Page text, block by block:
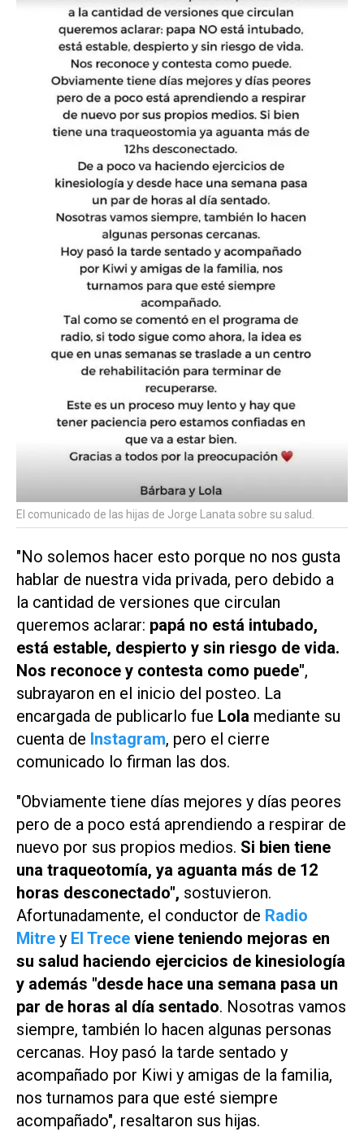
El comunicado de las hijas de Jorge Lanata sobre su salud.
"No solemos hacer esto porque no nos gusta
hablar de nuestra vida privada, pero debido a
la cantidad de versiones que circulan
queremos aclarar: papá no está intubado,
está estable, despierto y sin riesgo de vida.
Nos reconoce y contesta como puede",
subrayaron en el inicio del posteo. La
encargada de publicarlo fue Lola mediante su
cuenta de Instagram, pero el cierre
comunicado lo firman las dos.
"Obviamente tiene días mejores y días peores
pero de a poco está aprendiendo a respirar de
nuevo por sus propios medios. Si bien tiene
una traqueotomía, ya aguanta más de 12
horas desconectado", sostuvieron.
Afortunadamente, el conductor de Radio
Mitre y El Trece viene teniendo mejoras en
su salud haciendo ejercicios de kinesiología
y además "desde hace una semana pasa un
par de horas al día sentado. Nosotras vamos
siempre, también lo hacen algunas personas
cercanas. Hoy pasó la tarde sentado y
acompañado por Kiwi y amigas de la familia,
nos turnamos para que esté siempre
acompañado", resaltaron sus hijas.